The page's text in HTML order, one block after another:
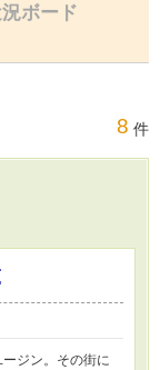
ボード
8 件
ジン。その街に